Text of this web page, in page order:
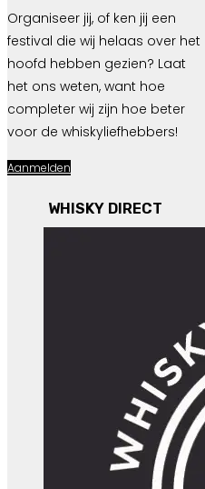
Organiseer jij, of ken jij een
festival die wij helaas over het
hoofd hebben gezien? Laat
het ons weten, want hoe
completer wij zijn hoe beter
voor de whiskyliefhebbers!
Aanmelden
WHISKY DIRECT